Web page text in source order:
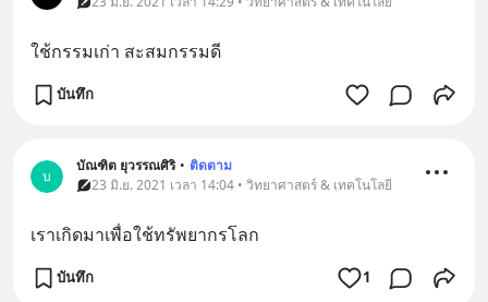
ใช้กรรมเก่า สะสมกรรมดี
บันทึก
บ
บัณฑิต​ ยุ​วรรณ​ศิ​ริ​ • ติดตาม
23 มิ.ย. 2021 เวลา 14:04 • วิทยาศาสตร์ & เทคโนโลยี
เราเกิดมาเพื่อใช้ทรัพยากรโลก
บันทึก 1